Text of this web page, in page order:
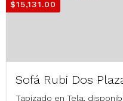
$15,131.00
Sofá Rubi Dos
Tapizado en Tela,